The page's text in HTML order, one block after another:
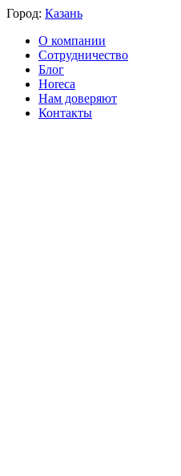
Город: Казань
О компании
Сотрудничество
Блог
Horeca
Нам доверяют
Контакты